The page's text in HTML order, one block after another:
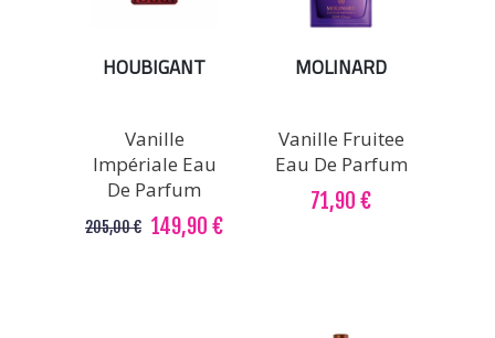
HOUBIGANT
Vanille
Impériale Eau
De Parfum
205,00 € 149,90 €
MOLINARD
Vanille Fruitee
Eau De Parfum
71,90 €